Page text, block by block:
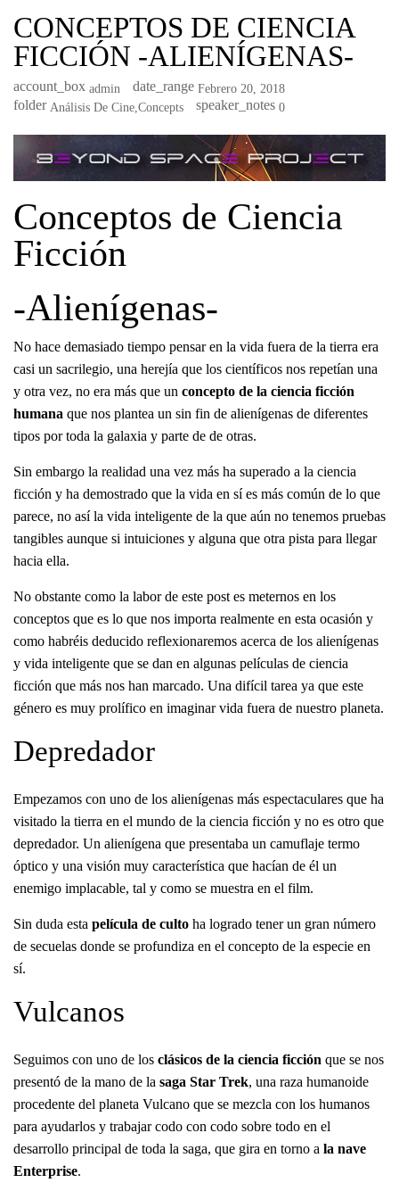
CONCEPTOS DE CIENCIA
FICCIÓN -ALIENÍGENAS-
account_box Admin date_range Febrero 20, 2018
folder Análisis De Cine,Concepts speaker_notes 0
Conceptos de Ciencia
Ficción
-Alienígenas-
No hace demasiado tiempo pensar en la vida fuera de la tierra era
casi un sacrilegio, una herejía que los científicos nos repetían una
y otra vez, no era más que un concepto de la ciencia ficción
humana que nos plantea un sin fin de alienígenas de diferentes
tipos por toda la galaxia y parte de de otras.
Sin embargo la realidad una vez más ha superado a la ciencia
ficción y ha demostrado que la vida en sí es más común de lo que
parece, no así la vida inteligente de la que aún no tenemos pruebas
tangibles aunque si intuiciones y alguna que otra pista para llegar
hacia ella.
No obstante como la labor de este post es meternos en los
conceptos que es lo que nos importa realmente en esta ocasión y
como habréis deducido reflexionaremos acerca de los alienígenas
y vida inteligente que se dan en algunas películas de ciencia
ficción que más nos han marcado. Una difícil tarea ya que este
género es muy prolífico en imaginar vida fuera de nuestro planeta.
Depredador
Empezamos con uno de los alienígenas más espectaculares que ha
visitado la tierra en el mundo de la ciencia ficción y no es otro que
depredador. Un alienígena que presentaba un camuflaje termo
óptico y una visión muy característica que hacían de él un
enemigo implacable, tal y como se muestra en el film.
Sin duda esta película de culto ha logrado tener un gran número
de secuelas donde se profundiza en el concepto de la especie en
sí.
Vulcanos
Seguimos con uno de los clásicos de la ciencia ficción que se nos
presentó de la mano de la saga Star Trek, una raza humanoide
procedente del planeta Vulcano que se mezcla con los humanos
para ayudarlos y trabajar codo con codo sobre todo en el
desarrollo principal de toda la saga, que gira en torno a la nave
Enterprise.